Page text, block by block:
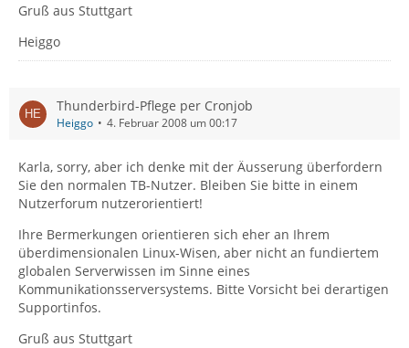
Gruß aus Stuttgart
Heiggo
Thunderbird-Pflege per Cronjob
Heiggo 4. Februar 2008 um 00:17
Karla, sorry, aber ich denke mit der Äusserung überfordern
Sie den normalen TB-Nutzer. Bleiben Sie bitte in einem
Nutzerforum nutzerorientiert!
Ihre Bermerkungen orientieren sich eher an Ihrem
überdimensionalen Linux-Wisen, aber nicht an fundiertem
globalen Serverwissen im Sinne eines
Kommunikationsserversystems. Bitte Vorsicht bei derartigen
Supportinfos.
Gruß aus Stuttgart